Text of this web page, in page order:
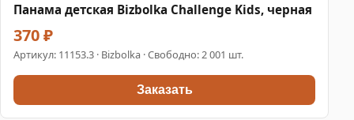
Панама детская Bizbolka Challenge Kids, черная
370 ₽
Артикул: 11153.3 · Bizbolka · Свободно: 2 001 шт.
Заказать